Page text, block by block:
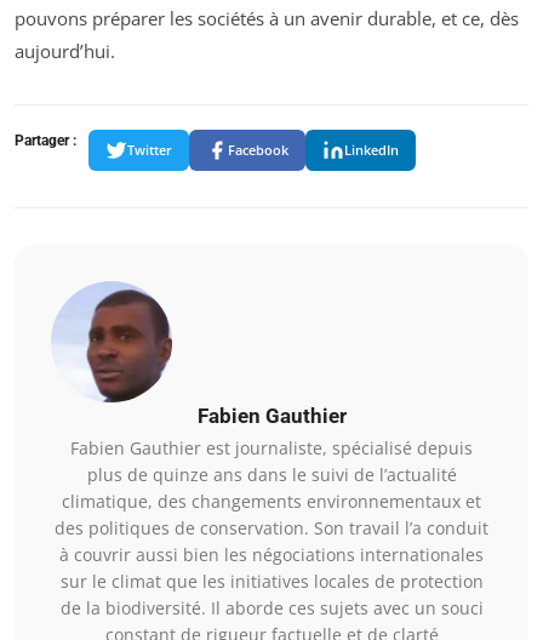
pouvons préparer les sociétés à un avenir durable, et ce, dès
aujourd’hui.
Partager :
Twitter Facebook LinkedIn
Fabien Gauthier
Fabien Gauthier est journaliste, spécialisé depuis
plus de quinze ans dans le suivi de l’actualité
climatique, des changements environnementaux et
des politiques de conservation. Son travail l’a conduit
à couvrir aussi bien les négociations internationales
sur le climat que les initiatives locales de protection
de la biodiversité. Il aborde ces sujets avec un souci
constant de rigueur factuelle et de clarté